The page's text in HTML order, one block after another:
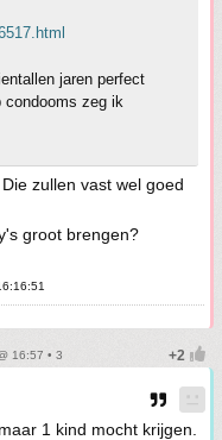
jaren perfect
condooms zeg ik
zullen vast wel goed
groot brengen?
16:57 • 3
1 kind mocht krijgen.